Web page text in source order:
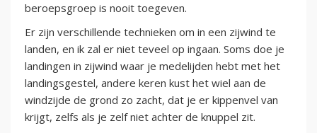
beroepsgroep is nooit toegeven.
Er zijn verschillende technieken om in een zijwind te
landen, en ik zal er niet teveel op ingaan. Soms doe je
landingen in zijwind waar je medelijden hebt met het
landingsgestel, andere keren kust het wiel aan de
windzijde de grond zo zacht, dat je er kippenvel van
krijgt, zelfs als je zelf niet achter de knuppel zit.